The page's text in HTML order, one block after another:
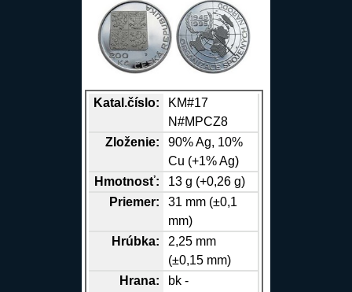
Katal.číslo:
KM#17
N#MPCZ8
Zloženie:
90%Ag, 10%
Cu (+1%Ag)
Hmotnosť:
13 g (+0,26 g)
Priemer:
31 mm (±0,1
mm)
Hrúbka:
2,25 mm
(±0,15 mm)
Hrana:
bk -